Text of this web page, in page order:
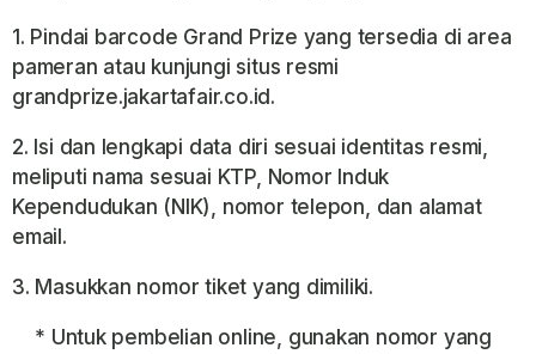
1. Pindai barcode Grand Prize yang tersedia di area
pameran atau kunjungi situs resmi
grandprize.jakartafair.co.id.
2. Isi dan lengkapi data diri sesuai identitas resmi,
meliputi nama sesuai KTP, Nomor Induk
Kependudukan (NIK), nomor telepon, dan alamat
email.
3. Masukkan nomor tiket yang dimiliki.
* Untuk pembelian online, gunakan nomor yang